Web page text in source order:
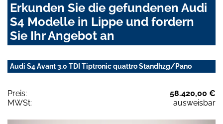
Erkunden Sie die gefundenen Audi
S4 Modelle in Lippe und fordern
Sie Ihr Angebot an
Audi S4 Avant 3.0 TDI Tiptronic quattro Standhzg/Pano
Preis:
58.420,00 €
MWSt:
ausweisbar